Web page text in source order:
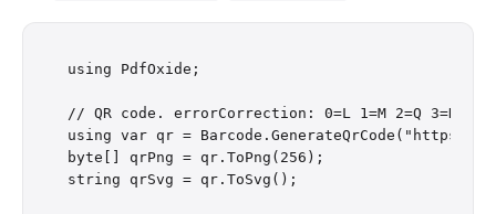
using PdfOxide;
// QR code. errorCorrection: 0=L 1=M 2=Q 3=H.
using var qr =
byte[] qrPng = qr.ToPng(256);
string qrSvg = qr.ToSvg();